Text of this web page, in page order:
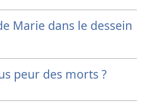
Marie dans le dessein
peur des morts ?